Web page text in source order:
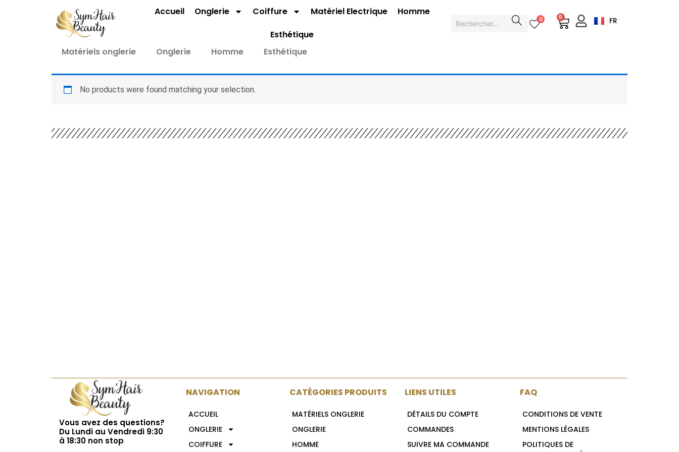
Accueil Onglerie Coiffure Matériel Electrique
Homme
Esthétique
0 0 Cart FR
Matériels onglerie Onglerie Homme Esthétique
No products were found matching your selection.
Vous avez des questions?
Du Lundi au Vendredi 9:30
à 18:30 non stop
NAVIGATION
ACCUEIL
ONGLERIE
COIFFURE
CATÉGORIES PRODUITS
MATÉRIELS ONGLERIE
ONGLERIE
HOMME
LIENS UTILES
DÉTAILS DU COMPTE
COMMANDES
SUIVRE MA COMMANDE
FAQ
CONDITIONS DE VENTE
MENTIONS LÉGALES
POLITIQUES DE